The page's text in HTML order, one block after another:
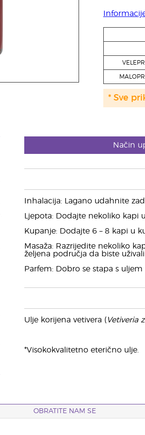
* Sve
Način
Inhalacija: Lagano udahnite
Ljepota: Dodajte nekoliko kapi
Kupanje: Dodajte 6 – 8 kapi u
Masaža: Razrijedite nekoliko
željena područja da biste
Parfem: Dobro se stapa s
Ulje korijena vetivera ( Vetiveria
*Visokokvalitetno eterično ulje.
OBRATITE NAM SE